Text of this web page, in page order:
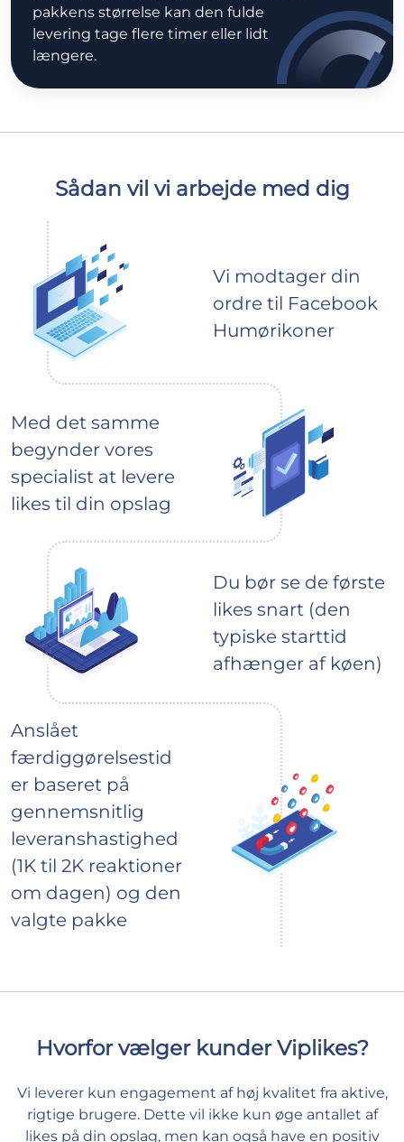
pakkens størrelse kan den fulde
levering tage flere timer eller lidt
længere.
Sådan vil vi arbejde med dig
Vi modtager din
ordre til Facebook
Humørikoner
Med det samme
begynder vores
specialist at levere
likes til din opslag
Du bør se de første
likes snart (den
typiske starttid
afhænger af køen)
Anslået
færdiggørelsestid
er baseret på
gennemsnitlig
leveranshastighed
(1K til 2K reaktioner
om dagen) og den
valgte pakke
Hvorfor vælger kunder Viplikes?
Vi leverer kun engagement af høj kvalitet fra aktive,
rigtige brugere. Dette vil ikke kun øge antallet af
likes på din opslag, men kan også have en positiv